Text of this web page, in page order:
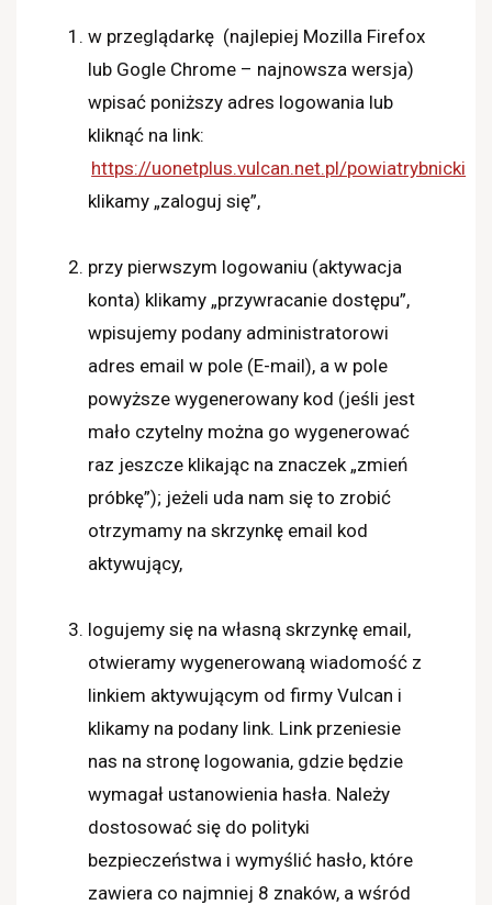
w przeglądarkę (najlepiej Mozilla Firefox
lub Gogle Chrome – najnowsza wersja)
wpisać poniższy adres logowania lub
kliknąć na link:
https://uonetplus.vulcan.net.pl/powiatrybnicki
klikamy „zaloguj się”,
przy pierwszym logowaniu (aktywacja
konta) klikamy „przywracanie dostępu”,
wpisujemy podany administratorowi
adres email w pole (E-mail), a w pole
powyższe wygenerowany kod (jeśli jest
mało czytelny można go wygenerować
raz jeszcze klikając na znaczek „zmień
próbkę”); jeżeli uda nam się to zrobić
otrzymamy na skrzynkę email kod
aktywujący,
logujemy się na własną skrzynkę email,
otwieramy wygenerowaną wiadomość z
linkiem aktywującym od firmy Vulcan i
klikamy na podany link. Link przeniesie
nas na stronę logowania, gdzie będzie
wymagał ustanowienia hasła. Należy
dostosować się do polityki
bezpieczeństwa i wymyślić hasło, które
zawiera co najmniej 8 znaków, a wśród